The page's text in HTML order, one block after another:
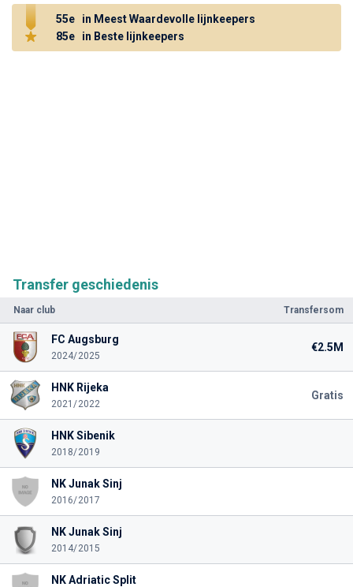
Transfer geschiedenis
Naar club Transfersom
FC Augsburg
2024/2025
€2.5M
HNK Rijeka
2021/2022
Gratis
HNK Sibenik
2018/2019
NK Junak Sinj
2016/2017
NK Junak Sinj
2014/2015
NK Adriatic Split
55e
in Meest Waardevolle lijnkeepers
85e
in Beste lijnkeepers